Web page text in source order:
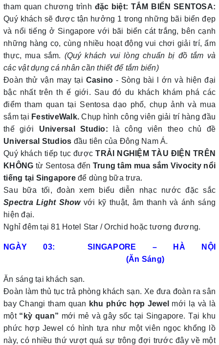
tham quan chương trình đặc biệt: TẮM BIỂN SENTOSA:
Quý khách sẽ được tận hưởng 1 trong những bãi biển đẹp
và nổi tiếng ở Singapore với bãi biển cát trắng, bên cạnh
những hàng cọ, cùng nhiều hoạt động vui chơi giải trí, ẩm
thực, mua sắm. (Quý khách vui lòng chuẩn bị đồ tắm và
các vật dụng cá nhân cần thiết để tắm biển)
Đoàn thử vận may tại Casino - Sòng bài l ớn và hiện đại
bậc nhất trên th ế giới. Sau đó du khách khám phá các
điểm tham quan tại Sentosa dạo phố, chụp ảnh và mua
sắm tại FestiveWalk.Chụp hình công viên giải trí hàng đầu
thế giới Universal Studio:
là công viên theo chủ đề
Universal Studios đầu tiên của Đông Nam Á.
Quý khách tiếp tục đượcTRẢI NGHIỆM TÀU ĐIỆN TRÊN
KHÔNG từ Sentosa đến Trung tâm mua sắm Vivocity nổi
tiếng tại Singapoređể dùng bữa trưa.
Sau bữa tối, đoàn xem biểu diễn nhạc nước đặc sắc
Spectra Light Show với kỹ thuật, âm thanh và ánh sáng
hiện đại.
Nghỉ đêm tại 81 Hotel Star / Orchid hoặc tương đương.
NGÀY 03: SINGAPORE – HÀ NỘI
(Ăn Sáng)
Ăn sáng tại khách sạn.
Đoàn làm thủ tục trả phòng khách sạn. Xe đưa đoàn ra sân
bay Changi tham quan khu phức hợp Jewel mới lạ và là
một “kỳ quan” mới mẻ và gây sốc tại Singapore. Tại khu
phức hợp Jewel có hình tựa như một viên ngọc khổng lồ
này, có nhiều thứ vượt quá sự trông đợi trước đây về một